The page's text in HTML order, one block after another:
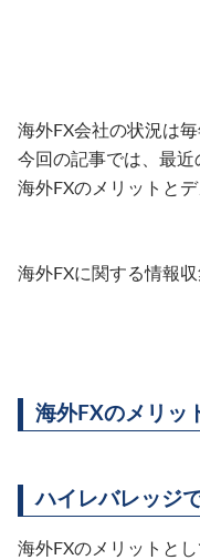
海外FX会社の状況は
今回の記事では、最近
海外FXのメリットと
海外FXに関する情報
海外FXのメリッ
ハイレバレッジ
海外FXのメリットと